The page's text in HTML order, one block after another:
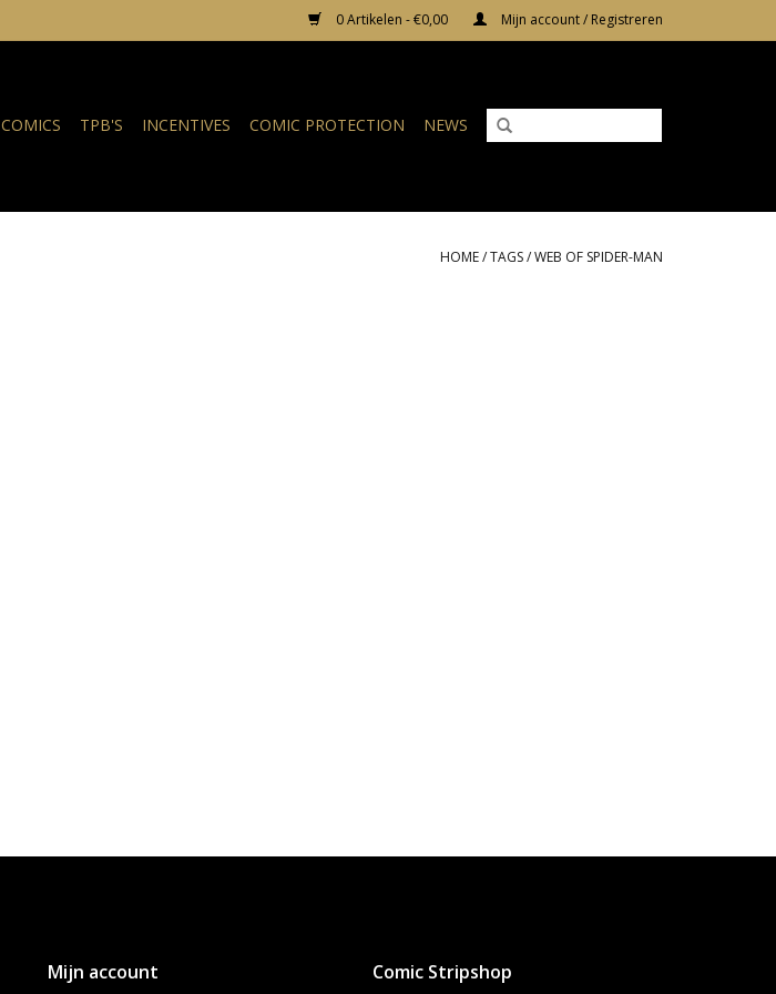
0 Artikelen - €0,00 Mijn account / Registreren
COMICS TPB'S INCENTIVES COMIC PROTECTION NEWS
HOME/TAGS/WEB OF SPIDER-MAN
Mijn account Comic Stripshop